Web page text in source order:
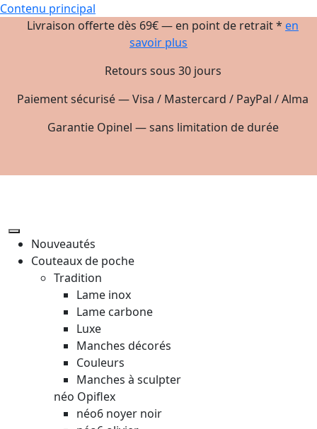
Contenu principal
Livraison offerte dès 69€ — en point de retrait * en
savoir plus
Retours sous 30 jours
Paiement sécurisé — Visa / Mastercard / PayPal / Alma
Garantie Opinel — sans limitation de durée
Nouveautés
Couteaux de poche
Tradition
Lame inox
Lame carbone
Luxe
Manches décorés
Couleurs
Manches à sculpter
néo Opiflex
néo6 noyer noir